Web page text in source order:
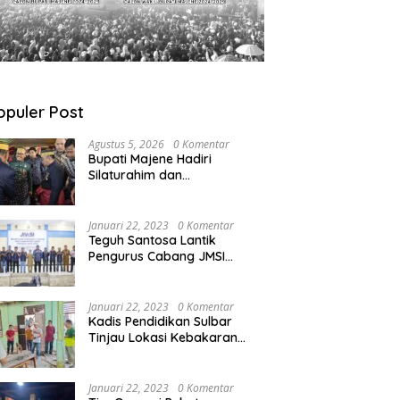
Post
Agustus 5, 2026 0 Komentar
Bupati Majene Hadiri
Silaturahim dan
Polewali Mandar
Januari 22, 2023 0 Komentar
Teguh Santosa Lantik
Pengurus Cabang JMSI
Januari 22, 2023 0 Komentar
Kadis Pendidikan Sulbar
Tinjau Lokasi Kebakaran
Januari 22, 2023 0 Komentar